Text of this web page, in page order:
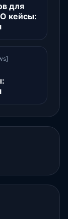
для
кейсы: